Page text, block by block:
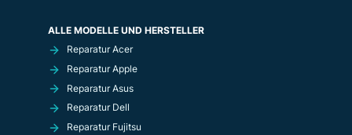
ALLE MODELLE UND HERSTELLER
Reparatur Acer
Reparatur Apple
Reparatur Asus
Reparatur Dell
Reparatur Fujitsu